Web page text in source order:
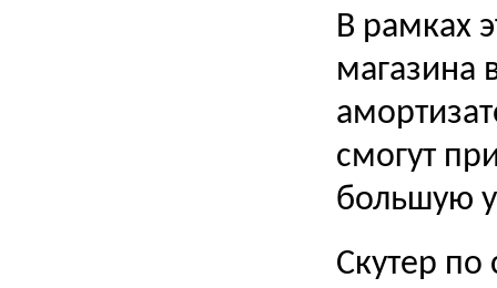
В рамках
магазина
смогут
большую
Скутер по